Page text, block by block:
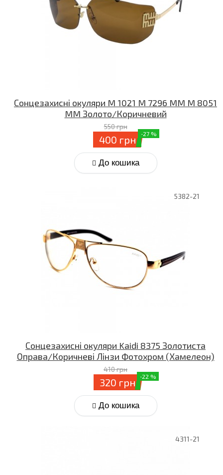
Сонцезахисні окуляри M 1021 M 7296 MM M 8051
MM Золото/Коричневий
550 грн
400 грн -27 %
До кошика
5382-21
Сонцезахисні окуляри Kaidi 8375 Золотиста
Оправа/Коричневі Лінзи Фотохром (Хамелеон)
410 грн
320 грн -22 %
До кошика
4311-21